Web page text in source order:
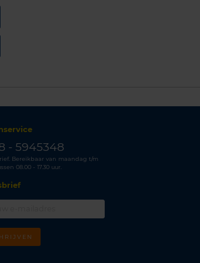
- 5945348
Bereikbaar van maandag t/m
08.00 - 17.30 uur.